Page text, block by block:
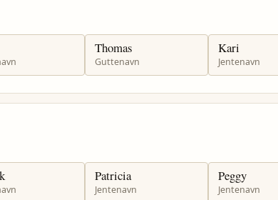
Thomas
Guttenavn
Kari
Jentenavn
Patricia
Jentenavn
Peggy
Jentenavn